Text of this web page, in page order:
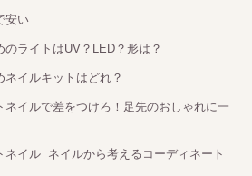
安い
ライトはUV？LED？形は？
イルキットはどれ？
ネイルで差をつけろ！足先のおしゃれに一
ネイル│ネイルから考えるコーディネート